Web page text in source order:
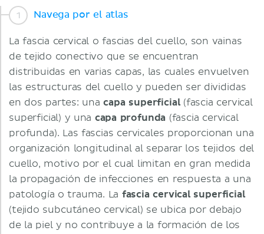
Navega por el atlas
La fascia cervical o fascias del cuello, son vainas
de tejido conectivo que se encuentran
distribuidas en varias capas, las cuales envuelven
las estructuras del cuello y pueden ser divididas
en dos partes: unacapa superficial (fascia cervical
superficial) y una capa profunda (fascia cervical
profunda). Las fascias cervicales proporcionan una
organización longitudinal al separar los tejidos del
cuello, motivo por el cual limitan en gran medida
la propagación de infecciones en respuesta a una
patología o trauma. La fascia cervical superficial
(tejido subcutáneo cervical) se ubica por debajo
de la piel y no contribuye a la formación de los